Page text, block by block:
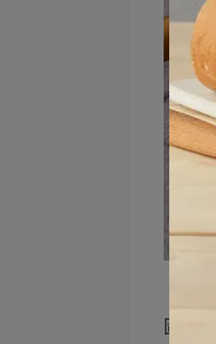
圖文